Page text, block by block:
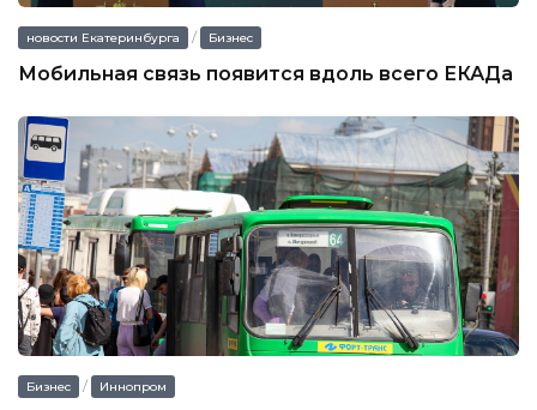
новости Екатеринбурга / Бизнес
Мобильная связь появится вдоль всего ЕКАДа
Бизнес / Иннопром